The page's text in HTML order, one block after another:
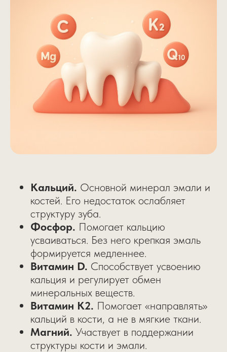
Кальций. Основной минерал эмали и
костей. Его недостаток ослабляет
структуру зуба.
Фосфор. Помогает кальцию
усваиваться. Без него крепкая эмаль
формируется медленнее.
Витамин D. Способствует усвоению
кальция и регулирует обмен
минеральных веществ.
Витамин K2. Помогает «направлять»
кальций в кости, а не в мягкие ткани.
Магний. Участвует в поддержании
структуры кости и эмали.